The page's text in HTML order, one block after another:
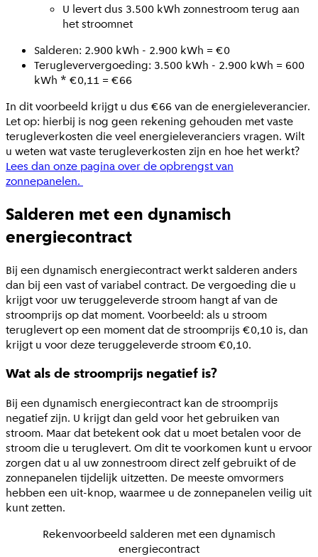
U levert dus 3.500 kWh zonnestroom terug aan
het stroomnet
Salderen: 2.900 kWh - 2.900 kWh = €0
Terugleververgoeding: 3.500 kWh - 2.900 kWh = 600
kWh * €0,11 = €66
In dit voorbeeld krijgt u dus €66 van de energieleverancier.
Let op: hierbij is nog geen rekening gehouden met vaste
terugleverkosten die veel energieleveranciers vragen. Wilt
u weten wat vaste terugleverkosten zijn en hoe het werkt?
Lees dan onze pagina over de opbrengst van
zonnepanelen.
Salderen met een dynamisch
energiecontract
Bij een dynamisch energiecontract werkt salderen anders
dan bij een vast of variabel contract. De vergoeding die u
krijgt voor uw teruggeleverde stroom hangt af van de
stroomprijs op dat moment. Voorbeeld: als u stroom
teruglevert op een moment dat de stroomprijs €0,10 is, dan
krijgt u voor deze teruggeleverde stroom €0,10.
Wat als de stroomprijs negatief is?
Bij een dynamisch energiecontract kan de stroomprijs
negatief zijn. U krijgt dan geld voor het gebruiken van
stroom. Maar dat betekent ook dat u moet betalen voor de
stroom die u teruglevert. Om dit te voorkomen kunt u ervoor
zorgen dat u al uw zonnestroom direct zelf gebruikt of de
zonnepanelen tijdelijk uitzetten. De meeste omvormers
hebben een uit-knop, waarmee u de zonnepanelen veilig uit
kunt zetten.
Rekenvoorbeeld salderen met een dynamisch
energiecontract